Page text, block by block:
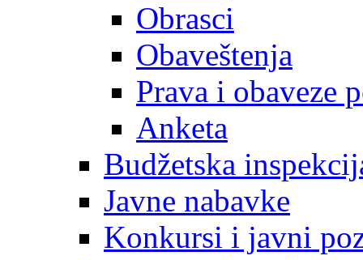
Obrasci
Obaveštenja
Prava i obaveze
Anketa
Budžetska
Javne nabavke
Konkursi i javni